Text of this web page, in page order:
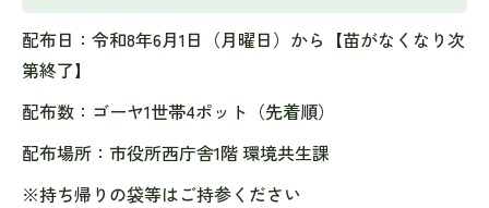
配布日：令和8年6月1日（月曜日）から【苗がなくなり次
第終了】
配布数：ゴーヤ1世帯4ポット（先着順）
配布場所：市役所西庁舎1階 環境共生課
※持ち帰りの袋等はご持参ください